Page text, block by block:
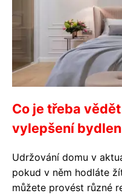
Co je třeba
vylepšení
Udržování domu v
pokud v něm hodláte
můžete provést různé